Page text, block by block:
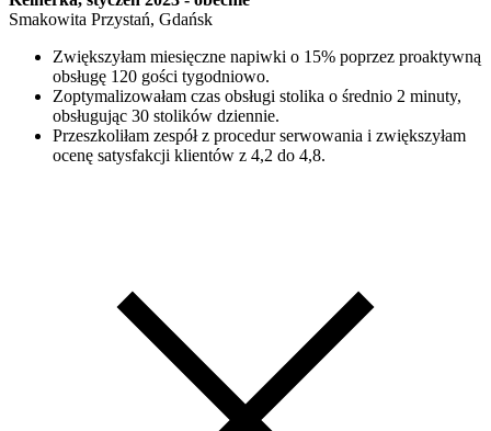
Smakowita Przystań, Gdańsk
Zwiększyłam miesięczne napiwki o 15% poprzez proaktywną
obsługę 120 gości tygodniowo.
Zoptymalizowałam czas obsługi stolika o średnio 2 minuty,
obsługując 30 stolików dziennie.
Przeszkoliłam zespół z procedur serwowania i zwiększyłam
ocenę satysfakcji klientów z 4,2 do 4,8.